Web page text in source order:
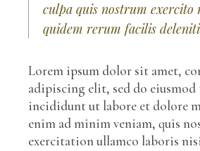
culpa quis nostrum
quidem rerum facilis deleniti
Lorem ipsum dolor sit amet,
adipiscing elit, sed do
incididunt ut labore et dolore
enim ad minim veniam, quis
exercitation ullamco laboris